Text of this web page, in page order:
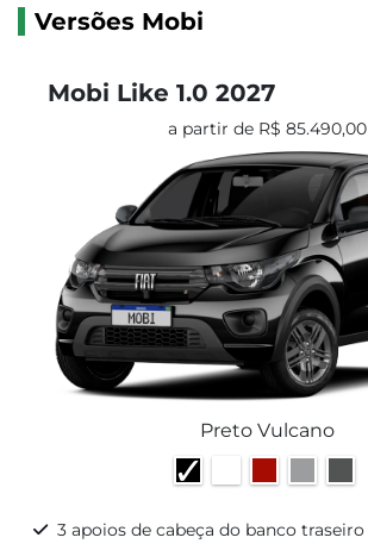
Versões Mobi
Mobi Like 1.0 2027
a partir de R$ 85.490,00
Preto Vulcano
3 apoios de cabeça do banco traseiro